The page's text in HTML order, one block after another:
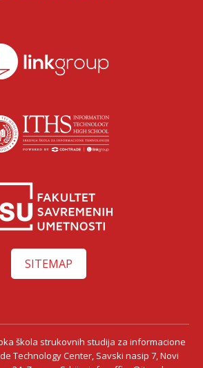
SITEMAP
škola strukovnih studija za informacione
Technology Center, Savski nasip 7, Novi